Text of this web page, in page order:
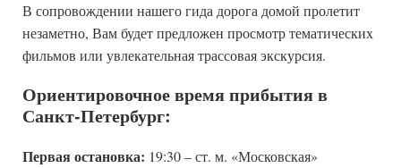
В сопровождении нашего гида дорога домой пролетит
незаметно, Вам будет предложен просмотр тематических
фильмов или увлекательная трассовая экскурсия.
Ориентировочное время прибытия в
Санкт-Петербург:
Первая остановка: 19:30 – ст. м. «Московская»